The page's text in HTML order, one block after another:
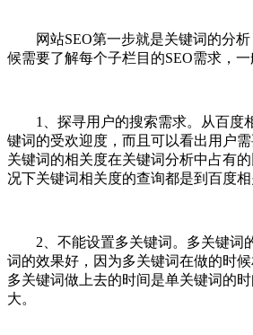
网站SEO第一步就是关键词的分析
候需要了解每个子栏目的SEO需求，
1、探寻用户的搜索需求。从百度
键词的受欢迎度，而且可以看出用户需
关键词的相关度在关键词分析中占有
况下关键词相关度的查询都是到百度相
2、不能设置多关键词。多关键词
词的效果好，因为多关键词在做的时候
多关键词做上去的时间是单关键词的
大。